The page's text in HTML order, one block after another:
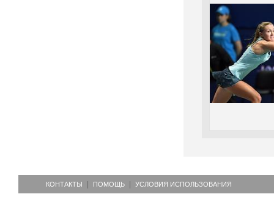
КОНТАКТЫ ПОМОЩЬ УСЛОВИЯ ИСПОЛЬЗОВАНИЯ